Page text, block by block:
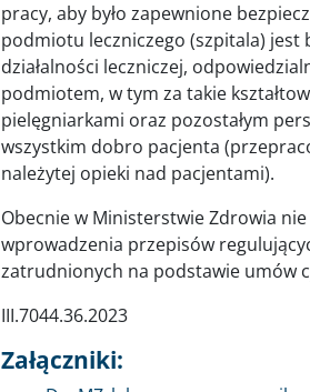
pracy, aby było zapewnione
podmiotu leczniczego (szpitala) jest
działalności leczniczej,
podmiotem, w tym za takie
pielęgniarkami oraz pozostałym
wszystkim dobro pacjenta
należytej opieki nad pacjentami).
Obecnie w Ministerstwie Zdrowia
wprowadzenia przepisów
zatrudnionych na podstawie umów
III.7044.36.2023
Załączniki: